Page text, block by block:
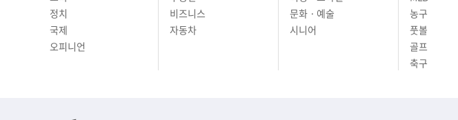
이민/비자
교육
정치
재테크
부동산
여행 · 취미
리빙 · 스타일
한국야구
MLB
농구
풋볼